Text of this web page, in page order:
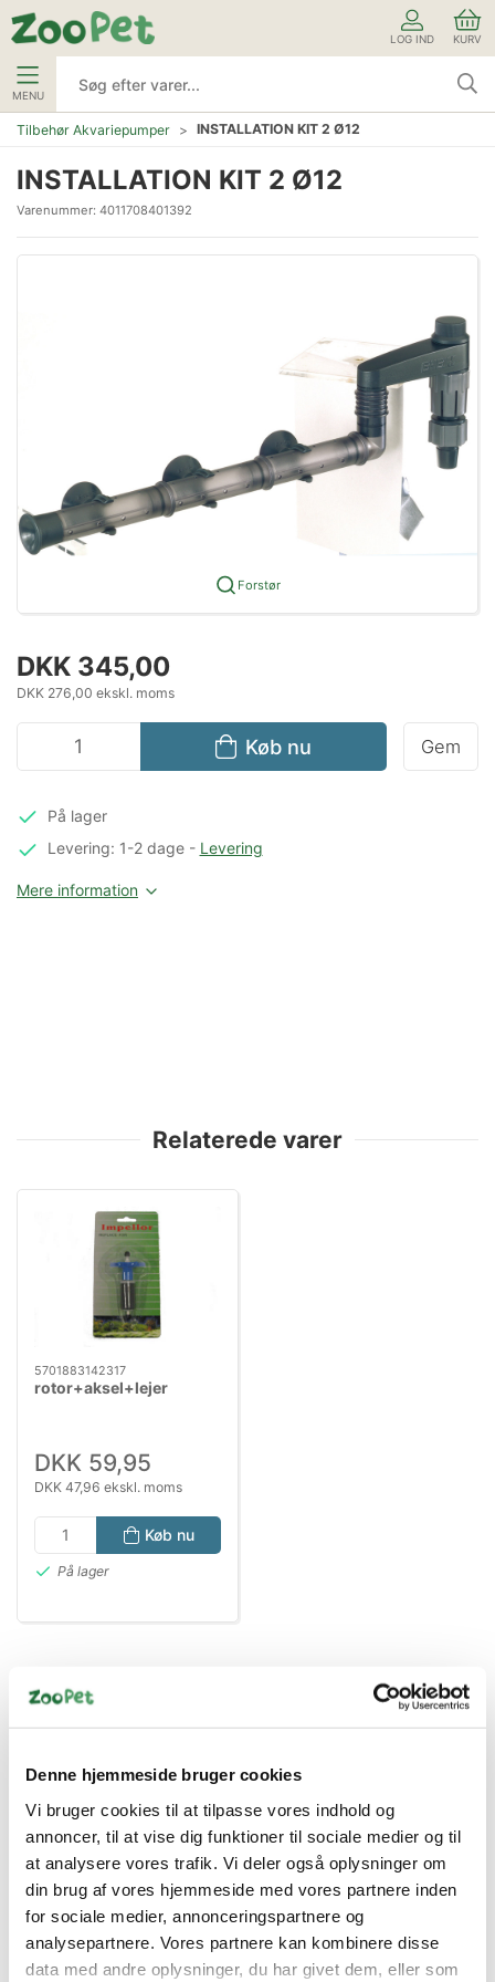
Denne hjemmeside bruger cookies
Vi bruger cookies til at tilpasse vores indhold og
annoncer, til at vise dig funktioner til sociale medier og til
at analysere vores trafik. Vi deler også oplysninger om
din brug af vores hjemmeside med vores partnere inden
for sociale medier, annonceringspartnere og
analysepartnere. Vores partnere kan kombinere disse
data med andre oplysninger, du har givet dem, eller som
LOG IND KURV
MENU
Tilbehør Akvariepumper INSTALLATION KIT 2 Ø12
INSTALLATION KIT 2 Ø12
Varenummer: 4011708401392
Forstør
DKK 345,00
DKK 276,00 ekskl. moms
Køb nu Gem
På lager
Levering: 1-2 dage- Levering
Mere information
Relaterede varer
5701883142317
rotor+aksel+lejer
DKK 59,95
DKK 47,96 ekskl. moms
Køb nu
På lager
Bestsælgende varer i Tilbehør
Akvariepumper